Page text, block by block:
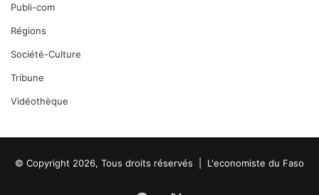
Publi-com
Régions
Société-Culture
Tribune
Vidéothèque
© Copyright 2026, Tous droits réservés | L'economiste du Faso